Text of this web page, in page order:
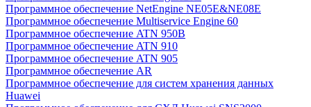
Программное обеспечение NetEngine NE05E&NE08E
Программное обеспечение Multiservice Engine 60
Программное обеспечение ATN 950B
Программное обеспечение ATN 910
Программное обеспечение ATN 905
Программное обеспечение AR
Программное обеспечение для систем хранения данных
Huawei